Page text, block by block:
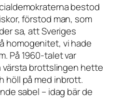
bestod
förstod man, som
sa, att Sveriges
homogenitet, vi hade
På 1960-talet var
värsta brottslingen hette
höll på med inbrott.
sabel – idag bär de